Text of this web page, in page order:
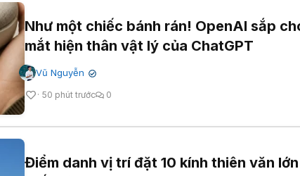
Như một chiếc bánh rán! OpenAI sắp
mắt hiện thân vật lý của ChatGPT
Vũ Nguyễn ✔
50 phút trước 0
Điểm danh vị trí đặt 10 kính thiên văn